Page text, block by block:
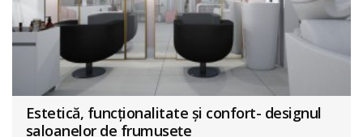
Estetică, funcționalitate și confort- designul
saloanelor de frumusețe